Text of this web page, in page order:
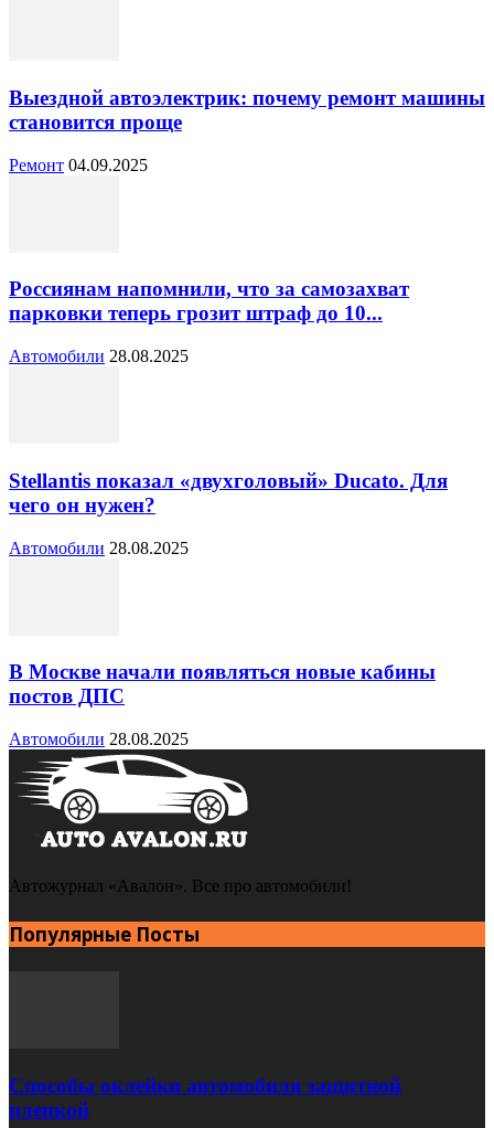
Выездной автоэлектрик: почему ремонт машины
становится проще
Ремонт 04.09.2025
Россиянам напомнили, что за самозахват
парковки теперь грозит штраф до 10...
Автомобили 28.08.2025
Stellantis показал «двухголовый» Ducato. Для
чего он нужен?
Автомобили 28.08.2025
В Москве начали появляться новые кабины
постов ДПС
Автомобили 28.08.2025
Автожурнал «Авалон». Все про автомобили!
Популярные Посты
Способы оклейки автомобиля защитной
пленкой